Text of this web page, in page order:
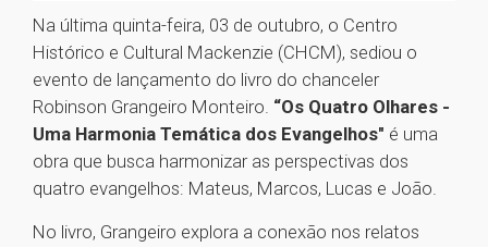
Na última quinta-feira, 03 de outubro, o Centro
Histórico e Cultural Mackenzie (CHCM), sediou o
evento de lançamento do livro do chanceler
Robinson Grangeiro Monteiro. “Os Quatro Olhares -
Uma Harmonia Temática dos Evangelhos" é uma
obra que busca harmonizar as perspectivas dos
quatro evangelhos: Mateus, Marcos, Lucas e João.
No livro, Grangeiro explora a conexão nos relatos